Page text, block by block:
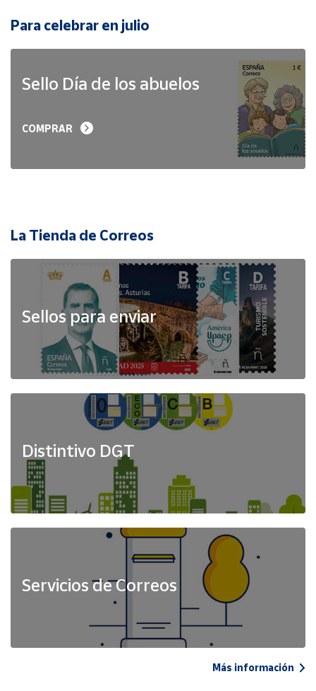
Para celebrar en julio
Sello Día de los abuelos
COMPRAR
La Tienda de Correos
Sellos para enviar
Distintivo DGT
Servicios de Correos
Más información